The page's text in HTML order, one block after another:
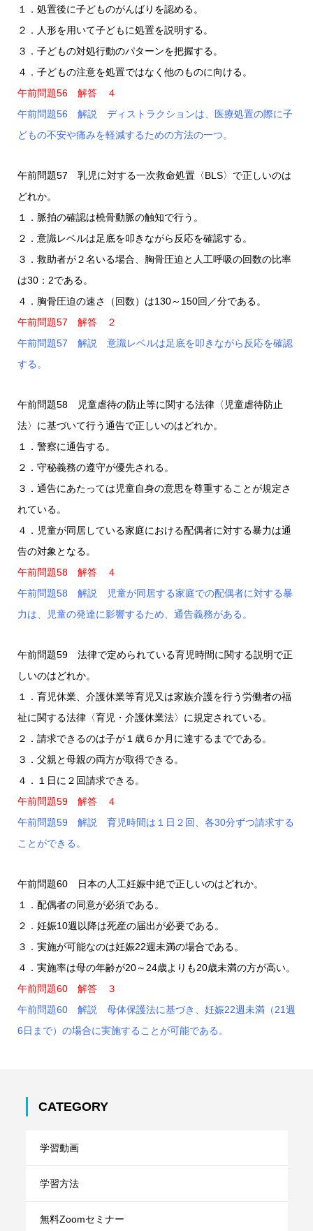
１．処置後に子どものがんばりを認める。
２．人形を用いて子どもに処置を説明する。
３．子どもの対処行動のパターンを把握する。
４．子どもの注意を処置ではなく他のものに向ける。
午前問題56 解答 ４
午前問題56 解説 ディストラクションは、医療処置の際に子
どもの不安や痛みを軽減するための方法の一つ。
午前問題57 乳児に対する一次救命処置〈BLS〉で正しいのは
どれか。
１．脈拍の確認は橈骨動脈の触知で行う。
２．意識レベルは足底を叩きながら反応を確認する。
３．救助者が２名いる場合、胸骨圧迫と人工呼吸の回数の比率
は30：2である。
４．胸骨圧迫の速さ（回数）は130～150回／分である。
午前問題57 解答 ２
午前問題57 解説 意識レベルは足底を叩きながら反応を確認
する。
午前問題58 児童虐待の防止等に関する法律〈児童虐待防止
法〉に基づいて行う通告で正しいのはどれか。
１．警察に通告する。
２．守秘義務の遵守が優先される。
３．通告にあたっては児童自身の意思を尊重することが規定さ
れている。
４．児童が同居している家庭における配偶者に対する暴力は通
告の対象となる。
午前問題58 解答 ４
午前問題58 解説 児童が同居する家庭での配偶者に対する暴
力は、児童の発達に影響するため、通告義務がある。
午前問題59 法律で定められている育児時間に関する説明で正
しいのはどれか。
１．育児休業、介護休業等育児又は家族介護を行う労働者の福
祉に関する法律〈育児・介護休業法〉に規定されている。
２．請求できるのは子が１歳６か月に達するまでである。
３．父親と母親の両方が取得できる。
４．１日に２回請求できる。
午前問題59 解答 ４
午前問題59 解説 育児時間は１日２回、各30分ずつ請求する
ことができる。
午前問題60 日本の人工妊娠中絶で正しいのはどれか。
１．配偶者の同意が必須である。
２．妊娠10週以降は死産の届出が必要である。
３．実施が可能なのは妊娠22週未満の場合である。
４．実施率は母の年齢が20～24歳よりも20歳未満の方が高い。
午前問題60 解答 ３
午前問題60 解説 母体保護法に基づき、妊娠22週未満（21週
6日まで）の場合に実施することが可能である。
CATEGORY
学習動画
学習方法
無料Zoomセミナー